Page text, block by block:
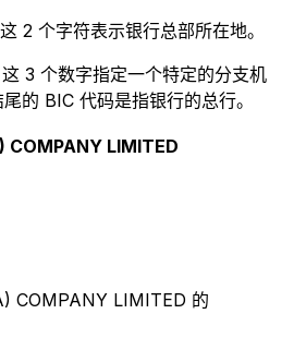
这 2 个字符表示银行总部所在地。
这 3 个数字指定一个特定的分支机
的 BIC 代码是指银行的总行。
COMPANY LIMITED
COMPANY LIMITED 的